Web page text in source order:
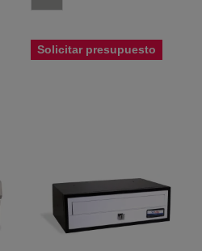
Solicitar presupuesto